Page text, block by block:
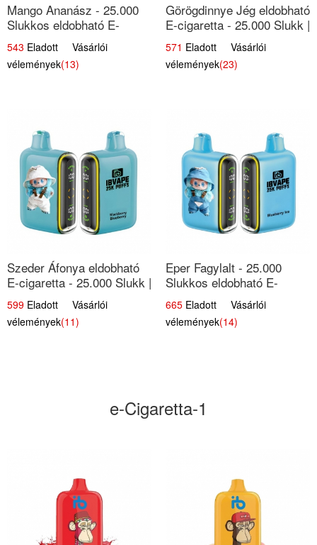
Mango Ananász - 25.000
Slukkos eldobható E-
cigaretta | Trópusi
Ízélmény
543 Eladott Vásárlói
vélemények(13)
Görögdinnye Jég eldobható
E-cigaretta - 25.000 Slukk |
Frissítő Nyári Íz
571 Eladott Vásárlói
vélemények(23)
Szeder Áfonya eldobható
E-cigaretta - 25.000 Slukk |
Prémium Gyümölcs Íz
599 Eladott Vásárlói
vélemények(11)
Eper Fagylalt - 25.000
Slukkos eldobható E-
cigaretta | Édes Desszert
Íz
665 Eladott Vásárlói
vélemények(14)
e-Cigaretta-1